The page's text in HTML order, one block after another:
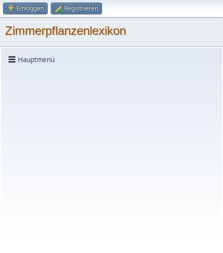
Einloggen Registrieren
Zimmerpflanzenlexikon
Hauptmenü